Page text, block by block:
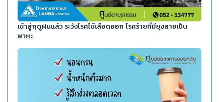
เข้าสู่ฤดูฝนแล้ว ระวังโรคไข้เลือดออก โรคร้ายที่มียุงลายเป็น
พาหะ